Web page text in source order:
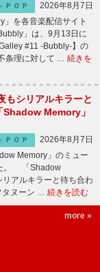
ＰＯＰ
2026年8月7日
を各音楽配信サイト
」は、9月13日に
#11 -Bubbly-】の
条理に対して … 続きを
もシリアルキラーと
Shadow Memory」
ＰＯＰ
2026年8月7日
Memory」のミュー
。 「Shadow
アルキラーと待ち合わ
タヌーン … 続きを読む
more »